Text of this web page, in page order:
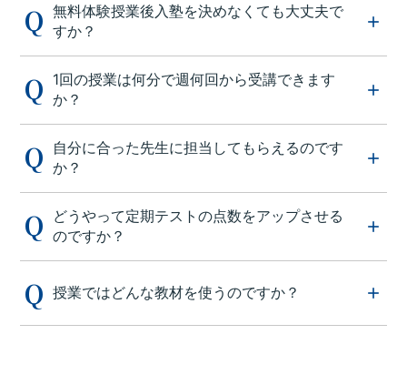
無料体験授業後入塾を決めなくても大丈夫で
すか？
1回の授業は何分で週何回から受講できます
か？
自分に合った先生に担当してもらえるのです
か？
どうやって定期テストの点数をアップさせる
のですか？
授業ではどんな教材を使うのですか？